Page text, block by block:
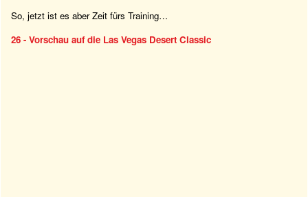
So, jetzt ist es aber Zeit fürs Training…
26 - Vorschau auf die Las Vegas Desert Classic